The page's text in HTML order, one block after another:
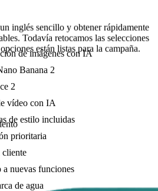
de imágenes con IA
Banana 2
2
vídeo con IA
de estilo incluidas
prioritaria
cliente
a nuevas funciones
de agua
la mayor ventaja para nosotros. El
en tamaños móviles, por lo que
banners en herramientas de